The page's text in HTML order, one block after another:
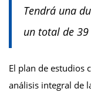
Tendrá una
un total de
El plan de estudios
análisis integral de